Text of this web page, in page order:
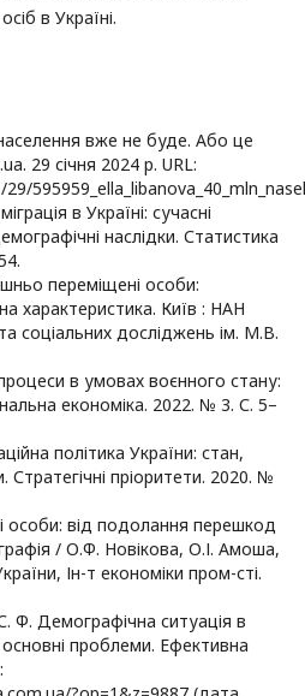
в Україні.
вже не буде. Або це
29 січня 2024 р. URL:
в Україні: сучасні
наслідки. Статистика
переміщені особи:
характеристика. Київ : НАН
соціальних досліджень ім. М.В.
в умовах воєнного стану:
економіка. 2022. № 3. С. 5–
політика України: стан,
пріоритети. 2020. №
особи: від подолання перешкод
/ О.Ф. Новікова, О.І. Амоша,
Ін-т економіки пром-сті.
Ф. Демографічна ситуація в
основні проблеми. Ефективна